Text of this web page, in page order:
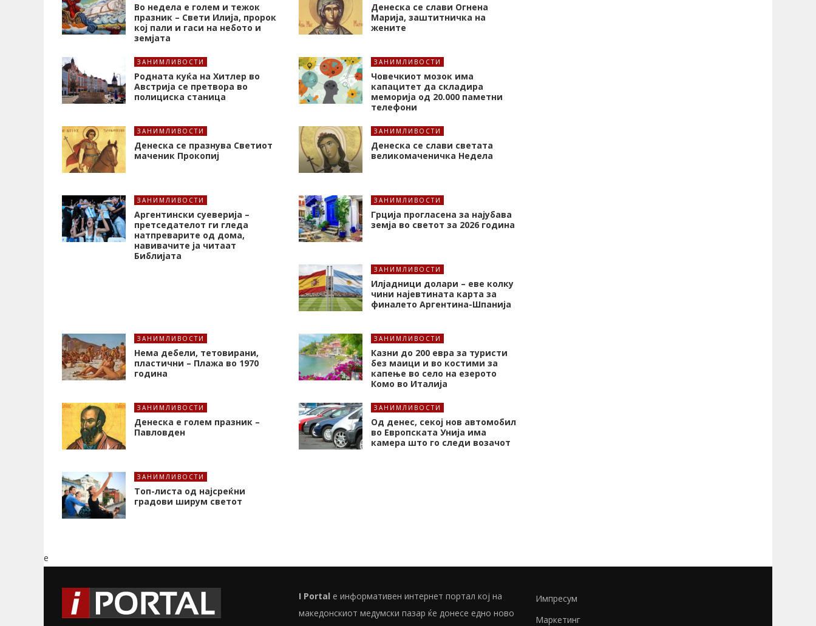
Во недела е голем и тежок
празник – Свети Илија, пророк
кој пали и гаси на небото и
земјата
Денеска се слави Огнена
Марија, заштитничка на
жените
ЗАНИМЛИВОСТИ
Родната куќа на Хитлер во
Австрија се претвора во
полициска станица
ЗАНИМЛИВОСТИ
Човечкиот мозок има
капацитет да складира
меморија од 20.000 паметни
телефони
ЗАНИМЛИВОСТИ
Денеска се празнува Светиот
маченик Прокопиј
ЗАНИМЛИВОСТИ
Денеска се слави светата
великомаченичка Недела
ЗАНИМЛИВОСТИ
Аргентински суеверија –
претседателот ги гледа
натпреварите од дома,
навивачите ја читаат
Библијата
ЗАНИМЛИВОСТИ
Грција прогласена за најубава
земја во светот за 2026 година
ЗАНИМЛИВОСТИ
Илјадници долари – еве колку
чини најевтината карта за
финалето Аргентина-Шпанија
ЗАНИМЛИВОСТИ
Нема дебели, тетовирани,
пластични – Плажа во 1970
година
ЗАНИМЛИВОСТИ
Казни до 200 евра за туристи
без маици и во костими за
капење во село на езерото
Комо во Италија
ЗАНИМЛИВОСТИ
Денеска е голем празник –
Павловден
ЗАНИМЛИВОСТИ
Од денес, секој нов автомобил
во Европската Унија има
камера што го следи возачот
ЗАНИМЛИВОСТИ
Топ-листа од најсреќни
градови ширум светот
e
I Portal е информативен интернет портал кој на
македонскиот медумски пазар ќе донесе едно ново
Импресум
Маркетинг